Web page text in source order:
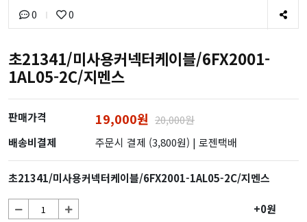
0 0
초21341/미사용커넥터케이블/6FX2001-
1AL05-2C/지멘스
판매가격 19,000원 20,000원
배송비결제
주문시 결제 (3,800원) | 로젠택배
초21341/미사용커넥터케이블/6FX2001-1AL05-2C/지멘스
+0원